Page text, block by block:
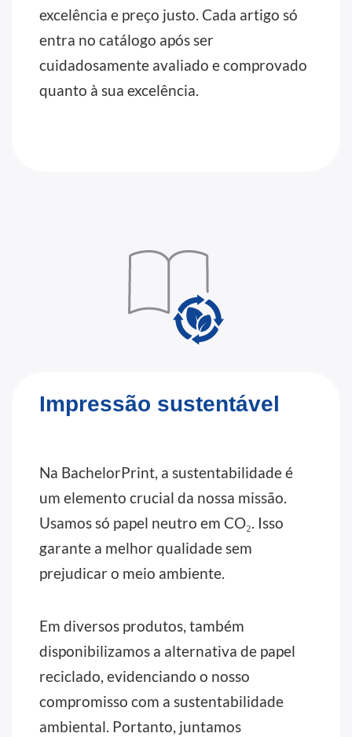
excelência e preço justo. Cada artigo só
entra no catálogo após ser
cuidadosamente avaliado e comprovado
quanto à sua excelência.
Impressão sustentável
Na BachelorPrint, a sustentabilidade é
um elemento crucial da nossa missão.
Usamos só papel neutro em CO₂. Isso
garante a melhor qualidade sem
prejudicar o meio ambiente.
Em diversos produtos, também
disponibilizamos a alternativa de papel
reciclado, evidenciando o nosso
compromisso com a sustentabilidade
ambiental. Portanto, juntamos